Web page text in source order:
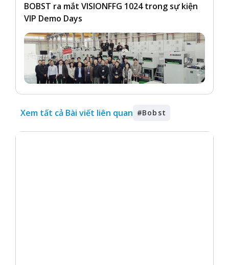
BOBST ra mắt VISIONFFG 1024 trong sự kiện
VIP Demo Days
Xem tất cả Bài viết liên quan #Bobst